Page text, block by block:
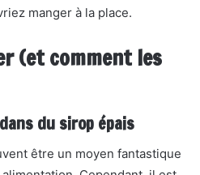
manger à la place.
(et comment les
du sirop épais
être un moyen fantastique